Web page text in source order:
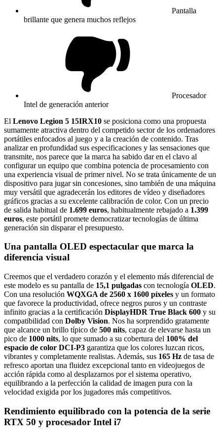
Pantalla
brillante que genera muchos reflejos
Procesador
Intel de generación anterior
El Lenovo Legion 5 15IRX10 se posiciona como una propuesta
sumamente atractiva dentro del competido sector de los ordenadores
portátiles enfocados al juego y a la creación de contenido. Tras
analizar en profundidad sus especificaciones y las sensaciones que
transmite, nos parece que la marca ha sabido dar en el clavo al
configurar un equipo que combina potencia de procesamiento con
una experiencia visual de primer nivel. No se trata únicamente de un
dispositivo para jugar sin concesiones, sino también de una máquina
muy versátil que agradecerán los editores de vídeo y diseñadores
gráficos gracias a su excelente calibración de color. Con un precio
de salida habitual de 1.699 euros, habitualmente rebajado a 1.399
euros, este portátil promete democratizar tecnologías de última
generación sin disparar el presupuesto.
Una pantalla OLED espectacular que marca la
diferencia visual
Creemos que el verdadero corazón y el elemento más diferencial de
este modelo es su pantalla de 15,1 pulgadas con tecnología OLED.
Con una resolución WQXGA de 2560 x 1600 píxeles y un formato
que favorece la productividad, ofrece negros puros y un contraste
infinito gracias a la certificación DisplayHDR True Black 600 y su
compatibilidad con Dolby Vision. Nos ha sorprendido gratamente
que alcance un brillo típico de 500 nits, capaz de elevarse hasta un
pico de 1000 nits, lo que sumado a su cobertura del 100% del
espacio de color DCI-P3 garantiza que los colores luzcan ricos,
vibrantes y completamente realistas. Además, sus 165 Hz de tasa de
refresco aportan una fluidez excepcional tanto en videojuegos de
acción rápida como al desplazarnos por el sistema operativo,
equilibrando a la perfección la calidad de imagen pura con la
velocidad exigida por los jugadores más competitivos.
Rendimiento equilibrado con la potencia de la serie
RTX 50 y procesador Intel i7